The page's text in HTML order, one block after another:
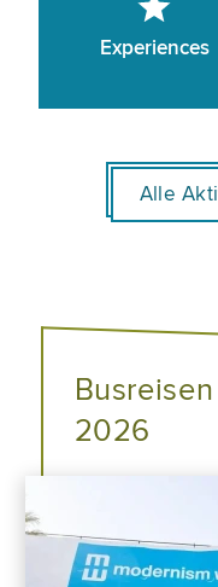
Experiences
Alle
2026